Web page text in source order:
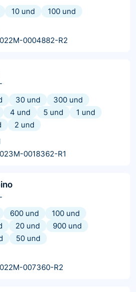
10 und
100 und
0004882-R2
-
30 und
300 und
4 und 5 und
1 und
2 und
0018362-R1
-
600 und
100 und
20 und
900 und
50 und
007360-R2